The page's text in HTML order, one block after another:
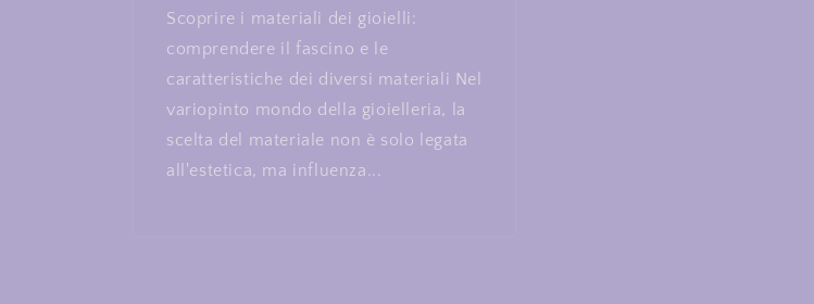
Scoprire i materiali dei gioielli:
comprendere il fascino e le
caratteristiche dei diversi materiali Nel
variopinto mondo della gioielleria, la
scelta del materiale non è solo legata
all'estetica, ma influenza...